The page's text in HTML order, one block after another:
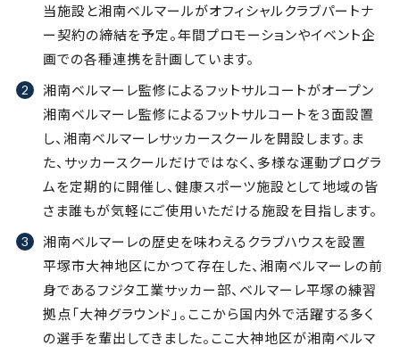
当施設と湘南ベルマールがオフィシャルクラブパートナ
ー契約の締結を予定。年間プロモーションやイベント企
画での各種連携を計画しています。
湘南ベルマーレ監修によるフットサルコートがオープン
湘南ベルマーレ監修によるフットサルコートを３面設置
し、湘南ベルマーレサッカースクールを開設します。ま
た、サッカースクールだけではなく、多様な運動プログラ
ムを定期的に開催し、健康スポーツ施設として地域の皆
さま誰もが気軽にご使用いただける施設を目指します。
湘南ベルマーレの歴史を味わえるクラブハウスを設置
平塚市大神地区にかつて存在した、湘南ベルマーレの前
身であるフジタ工業サッカー部、ベルマーレ平塚の練習
拠点「大神グラウンド」。ここから国内外で活躍する多く
の選手を輩出してきました。ここ大神地区が湘南ベルマ